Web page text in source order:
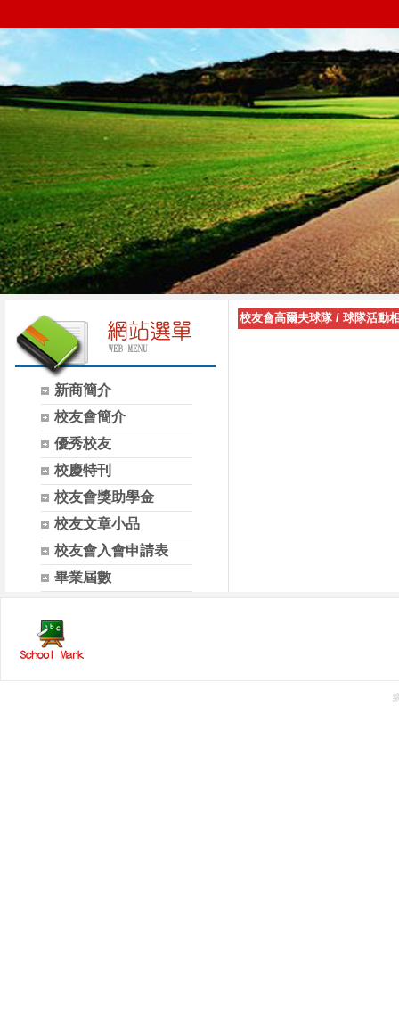
新商簡介
校友會簡介
優秀校友
校慶特刊
校友會獎助學金
校友文章小品
校友會入會申請表
畢業屆數
校友會高爾夫球隊 / 球隊活動